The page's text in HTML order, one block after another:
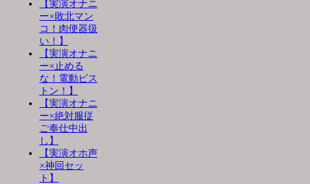
【実演オナニ
ー×敗北マン
コ！肉便器扱
い！】
【実演オナニ
ー×止める
な！電動ピス
トン！】
【実演オナニ
ー×絶対服従
ご奉仕中出
し】
【実演オホ声
×神回セッ
ト】